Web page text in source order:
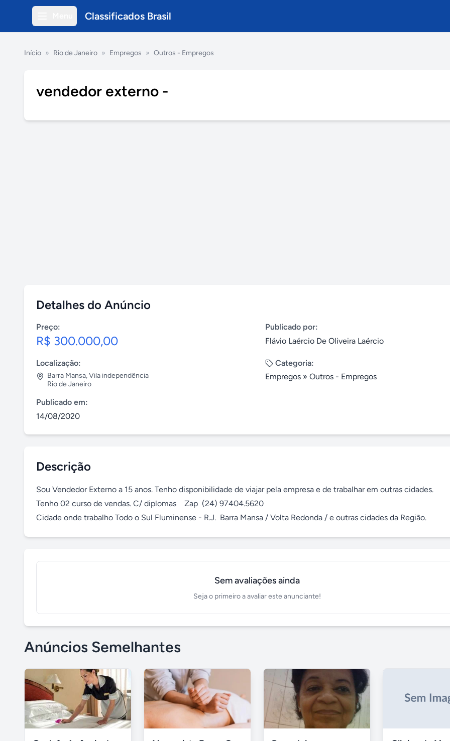
Classificados Brasil
Início » Rio de Janeiro » Empregos » Outros - Empregos
vendedor externo -
Detalhes do Anúncio
Preço:
R$ 300.000,00
Publicado por:
Flávio Laércio De Oliveira Laércio
Localização:
Barra Mansa,Vila independência
Rio de Janeiro
Categoria:
Empregos » Outros - Empregos
Publicado em:
14/08/2020
Descrição
Sou Vendedor Externo a 15 anos. Tenho disponibilidade de viajar pela empresa e de trabalhar em outras cidades.
Tenho 02 curso de vendas. C/ diplomas    Zap  (24) 97404.5620
Cidade onde trabalho Todo o Sul Fluminense - R.J.  Barra Mansa / Volta Redonda / e outras cidades da Região.
Sem avaliações ainda
Seja o primeiro a avaliar este anunciante!
Anúncios Semelhantes